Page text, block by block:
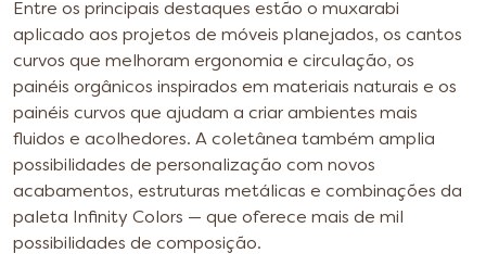
Entre os principais destaques estão o muxarabi
aplicado aos projetos de móveis planejados, os cantos
curvos que melhoram ergonomia e circulação, os
painéis orgânicos inspirados em materiais naturais e os
painéis curvos que ajudam a criar ambientes mais
fluidos e acolhedores. A coletânea também amplia
possibilidades de personalização com novos
acabamentos, estruturas metálicas e combinações da
paleta Infinity Colors — que oferece mais de mil
possibilidades de composição.